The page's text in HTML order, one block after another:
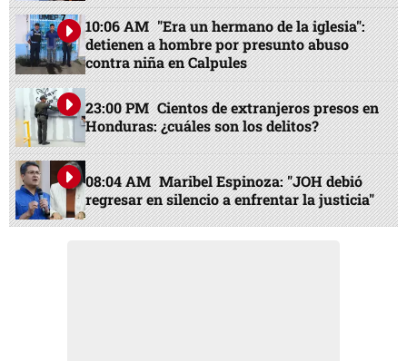
10:06 AM "Era un hermano de la iglesia":
detienen a hombre por presunto abuso
contra niña en Calpules
23:00 PM Cientos de extranjeros presos en
Honduras: ¿cuáles son los delitos?
08:04 AM Maribel Espinoza: "JOH debió
regresar en silencio a enfrentar la justicia"